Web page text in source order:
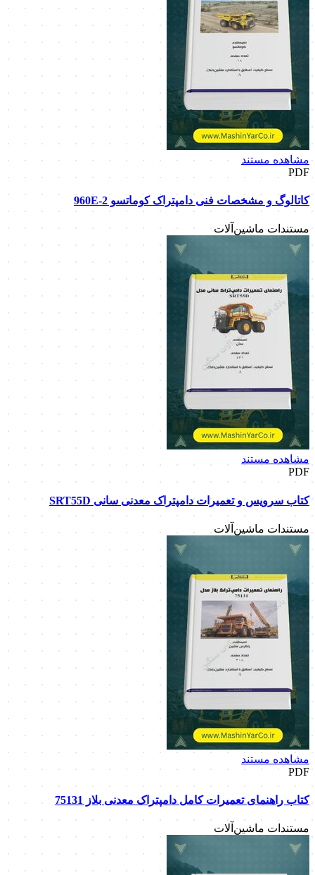
مشاهده مستند
PDF
کاتالوگ و مشخصات فنی دامپتراک کوماتسو 960E-2
مستندات ماشین‌آلات
مشاهده مستند
PDF
کتاب سرویس و تعمیرات دامپتراک معدنی سانی SRT55D
مستندات ماشین‌آلات
مشاهده مستند
PDF
کتاب راهنمای تعمیرات کامل دامپتراک معدنی بلاز 75131
مستندات ماشین‌آلات